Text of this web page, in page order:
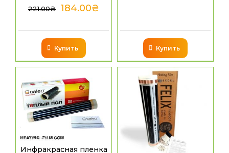
221.00₴ 184.00₴
Купить Купить
Инфракрасная пленка